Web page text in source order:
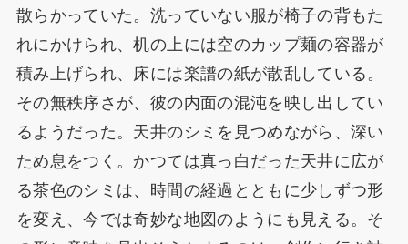
散らかっていた。洗っていない服が椅子の背もた
れにかけられ、机の上には空のカップ麺の容器が
積み上げられ、床には楽譜の紙が散乱している。
その無秩序さが、彼の内面の混沌を映し出してい
るようだった。天井のシミを見つめながら、深い
ため息をつく。かつては真っ白だった天井に広が
る茶色のシミは、時間の経過とともに少しずつ形
を変え、今では奇妙な地図のようにも見える。そ